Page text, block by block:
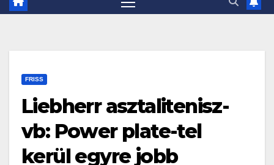
FRISS
Liebherr asztalitenisz-
vb: Power plate-tel
kerül egyre jobb